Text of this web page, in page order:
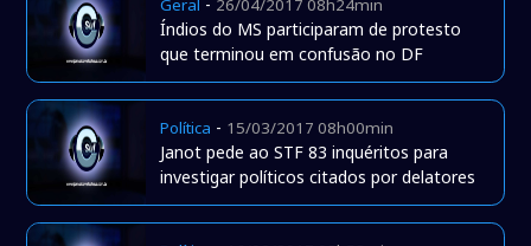
Geral - 26/04/2017 08h24min
Índios do MS participaram de protesto
que terminou em confusão no DF
Política - 15/03/2017 08h00min
Janot pede ao STF 83 inquéritos para
investigar políticos citados por delatores